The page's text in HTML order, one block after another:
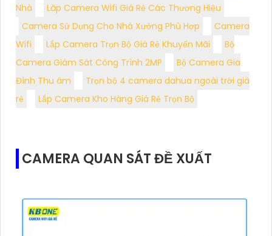
Nhà
Lăp Camera Wifi Giá Rẻ Các Thương Hiệu
Camera Sử Dụng Cho Nhà Xưởng Phù Hợp
Camera
Wifi
Lắp Camera Trọn Bộ Giá Rẻ Khuyến Mãi
Bộ
Camera Giám Sát Công Trình 2MP
Bộ Camera Gia
Đình Thu âm
Trọn bộ 4 camera dahua ngoài trời giá
rẻ
Lắp Camera Kho Hàng Giá Rẻ Trọn Bộ
CAMERA QUAN SÁT ĐỀ XUẤT